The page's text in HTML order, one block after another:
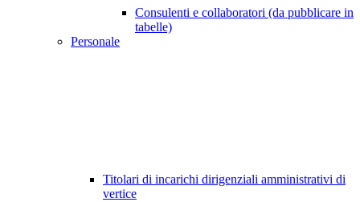
Consulenti e collaboratori (da pubblicare in
tabelle)
Personale
Titolari di incarichi dirigenziali amministrativi di
vertice